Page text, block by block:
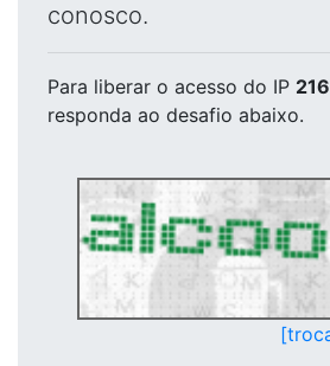
conosco.
Para liberar o acesso do IP
responda ao desafio abaixo.